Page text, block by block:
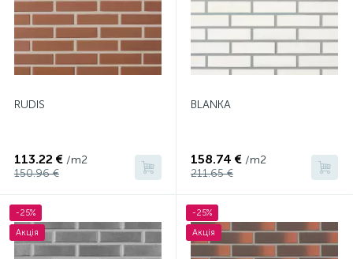
RUDIS
113.22 € /m2
150.96 €
BLANKA
158.74 € /m2
211.65 €
-25%
Акція
-25%
Акція